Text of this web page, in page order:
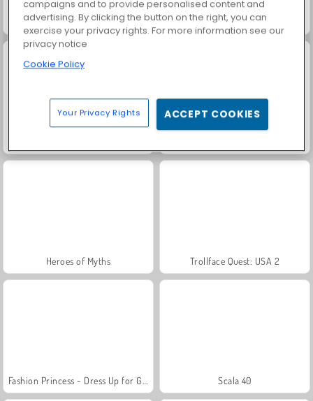
Juice Merge Jewel Garden Story
Heroes of Myths Trollface Quest: USA 2
Scala 40
campaigns and to provide personalised content and
advertising. By clicking the button on the right, you can
exercise your privacy rights. For more information see our
privacy notice
Cookie Policy
Your Privacy Rights ACCEPT COOKIES